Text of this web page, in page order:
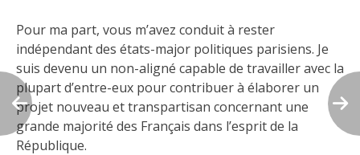
Pour ma part, vous m’avez conduit à rester
indépendant des états-major politiques parisiens. Je
suis devenu un non-aligné capable de travailler avec la
plupart d’entre-eux pour contribuer à élaborer un
projet nouveau et transpartisan concernant une
grande majorité des Français dans l’esprit de la
République.